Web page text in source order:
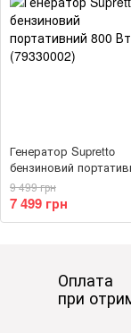
Генератор Supretto
бензиновий
800 Вт (79330002)
7 499 грн
9 499 грн
Оплата
при